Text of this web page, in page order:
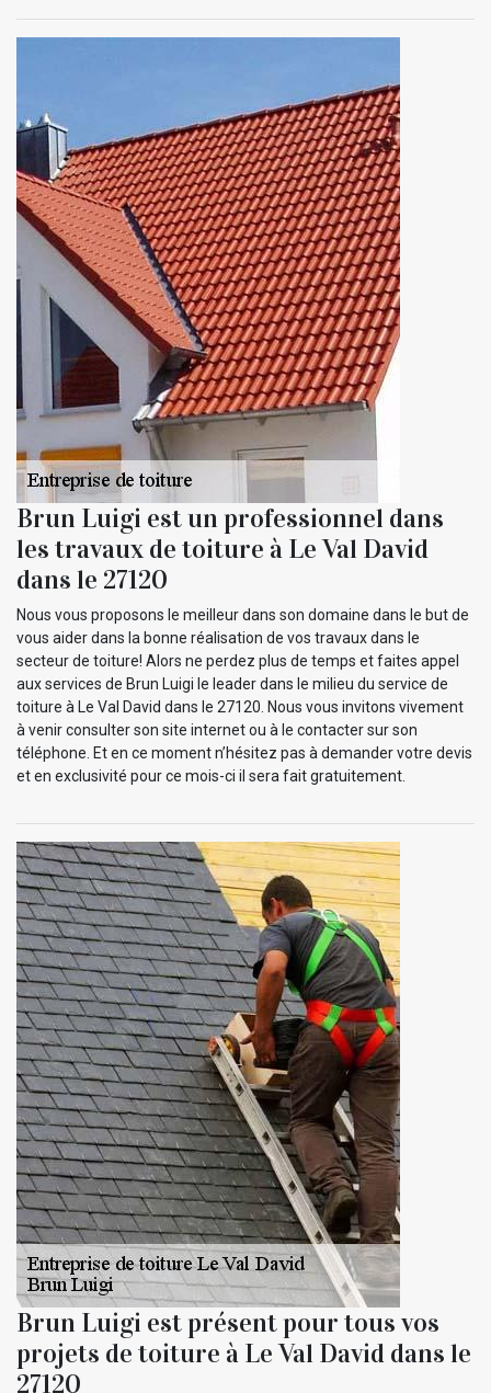
Brun Luigi est un professionnel dans
les travaux de toiture à Le Val David
dans le 27120
Nous vous proposons le meilleur dans son domaine dans le but de
vous aider dans la bonne réalisation de vos travaux dans le
secteur de toiture! Alors ne perdez plus de temps et faites appel
aux services de Brun Luigi le leader dans le milieu du service de
toiture à Le Val David dans le 27120. Nous vous invitons vivement
à venir consulter son site internet ou à le contacter sur son
téléphone. Et en ce moment n’hésitez pas à demander votre devis
et en exclusivité pour ce mois-ci il sera fait gratuitement.
Brun Luigi est présent pour tous vos
projets de toiture à Le Val David dans le
27120